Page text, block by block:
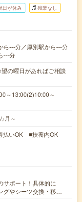
日が休み 残業なし
ら---分／厚別駅から---分
---分
の曜日があればご相談
～13:00(2)10:00～
月～
払いOK ■扶養内OK
サポート！具体的に
グやシーツ交換・移…